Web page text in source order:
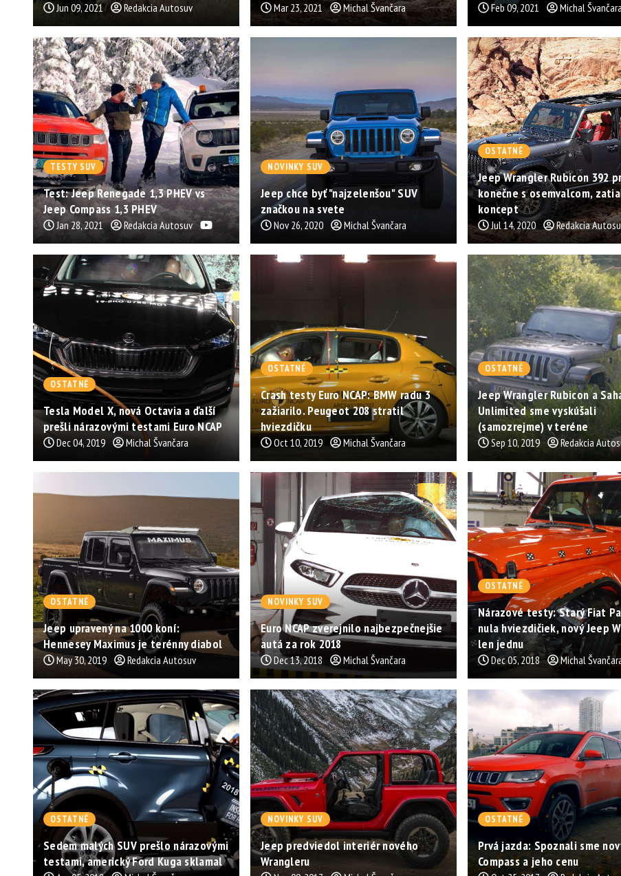
Jun 09, 2021 Redakcia Autosuv Mar 23, 2021 Michal Švančara Feb 09, 2021 Michal
TESTY SUV
Test: Jeep Renegade 1,3 PHEV vs
Jeep Compass 1,3 PHEV
Jan 28, 2021 Redakcia Autosuv
NOVINKY SUV
Jeep chce byť "najzelenšou" SUV
značkou na svete
Nov 26, 2020 Michal Švančara
OSTATNÉ
Jeep Wrangler Rubicon 392
konečne s osemvalcom,
koncept
Jul 14, 2020 Redakcia
OSTATNÉ
Tesla Model X, nová Octavia a ďalší
prešli nárazovými testami Euro NCAP
Dec 04, 2019 Michal Švančara
OSTATNÉ
Crash testy Euro NCAP: BMW radu 3
zažiarilo. Peugeot 208 stratil
hviezdičku
Oct 10, 2019 Michal Švančara
OSTATNÉ
Jeep Wrangler Rubicon a
Unlimited sme vyskúšali
(samozrejme) v teréne
Sep 10, 2019 Redakcia
OSTATNÉ
Jeep upravený na 1000 koní:
Hennesey Maximus je terénny diabol
May 30, 2019 Redakcia Autosuv
NOVINKY SUV
Euro NCAP zverejnilo najbezpečnejšie
autá za rok 2018
Dec 13, 2018 Michal Švančara
OSTATNÉ
Nárazové testy: Starý Fiat
nula hviezdičiek, nový Jeep
len jednu
Dec 05, 2018 Michal
OSTATNÉ
Sedem malých SUV prešlo nárazovými
testami, americký Ford Kuga sklamal
NOVINKY SUV
Jeep predviedol interiér nového
Wrangleru
OSTATNÉ
Prvá jazda: Spoznali sme
Compass a jeho cenu